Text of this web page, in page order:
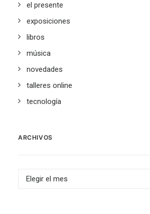
el presente
exposiciones
libros
música
novedades
talleres online
tecnología
ARCHIVOS
Archivos